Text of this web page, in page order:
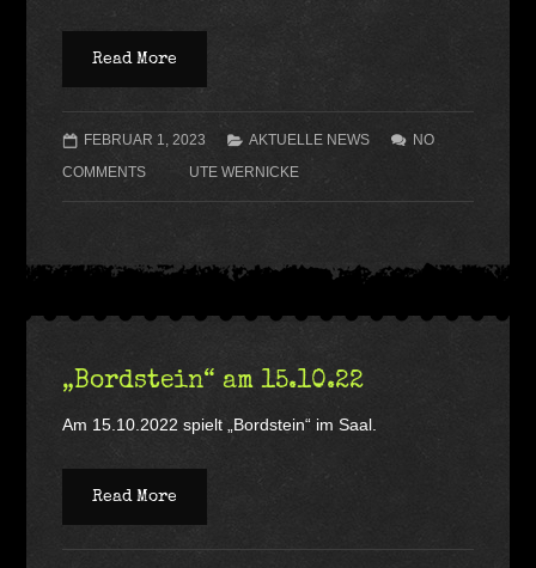
Read More
FEBRUAR 1, 2023 AKTUELLE NEWS
NO
COMMENTS
UTE WERNICKE
„Bordstein“ am 15.10.22
Am 15.10.2022 spielt „Bordstein“ im Saal.
Read More